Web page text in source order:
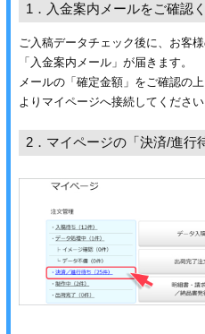
ファイル印刷
ァイル印刷
印刷
リーブ印刷
ムカード印刷
刷
カード印刷
フォルダー
ファイル印刷
ァイル印刷
1．入金案内メールをご確認く
ご入稿データチェック後に、お客
「入金案内メール」が届きます。
メールの「確定金額」をご確認の
よりマイページへ接続してください
2．マイページの「決済/進行